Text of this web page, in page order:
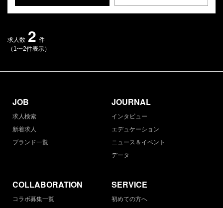
求人数 2 件
（1〜2件表示）
JOB
求人検索
新着求人
ブランド一覧
JOURNAL
インタビュー
エデュケーション
ニュース＆イベント
データ
COLLABORATION
コラボ募集一覧
SERVICE
初めての方へ